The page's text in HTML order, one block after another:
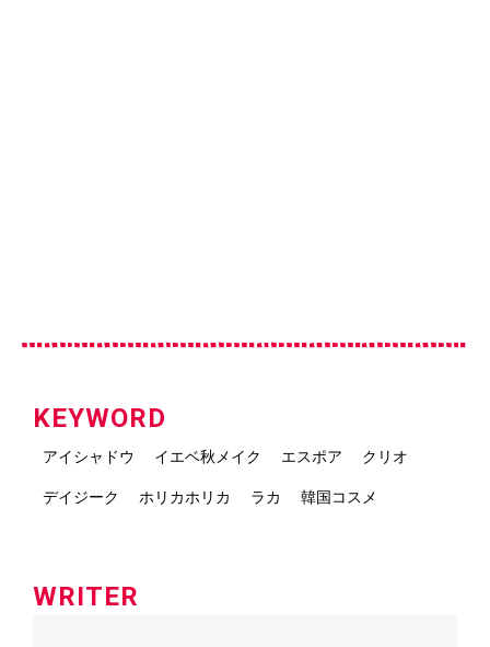
KEYWORD
アイシャドウ イエベ秋メイク エスポア クリオ
デイジーク ホリカホリカ ラカ 韓国コスメ
WRITER